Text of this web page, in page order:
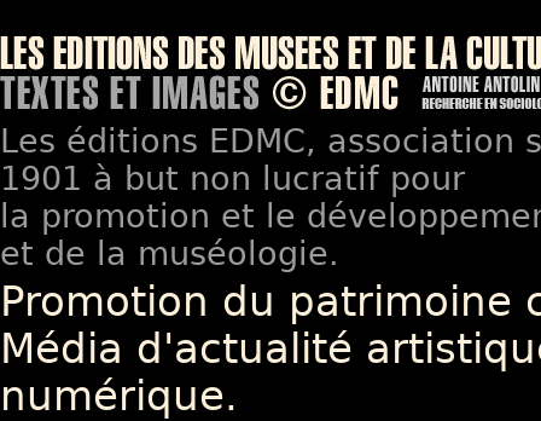
Les éditions EDMC, association
1901 à but non lucratif pour
la promotion et le
et de la muséologie.
Promotion du patrimoine
Média d'actualité
numérique.